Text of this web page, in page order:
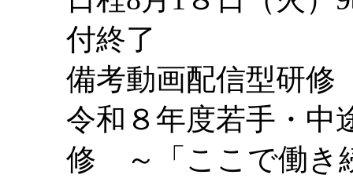
付終了
備考動画配信型研修
令和８年度若手・中
修 ～「ここで働き